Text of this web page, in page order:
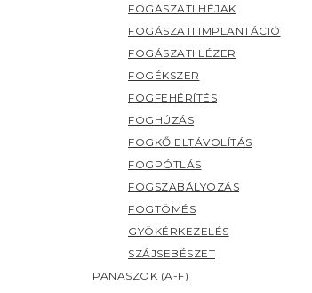
FOGÁSZATI HÉJAK
FOGÁSZATI IMPLANTÁCIÓ
FOGÁSZATI LÉZER
FOGÉKSZER
FOGFEHÉRÍTÉS
FOGHÚZÁS
FOGKŐ ELTÁVOLÍTÁS
FOGPÓTLÁS
FOGSZABÁLYOZÁS
FOGTÖMÉS
GYÖKÉRKEZELÉS
SZÁJSEBÉSZET
PANASZOK (A-F)